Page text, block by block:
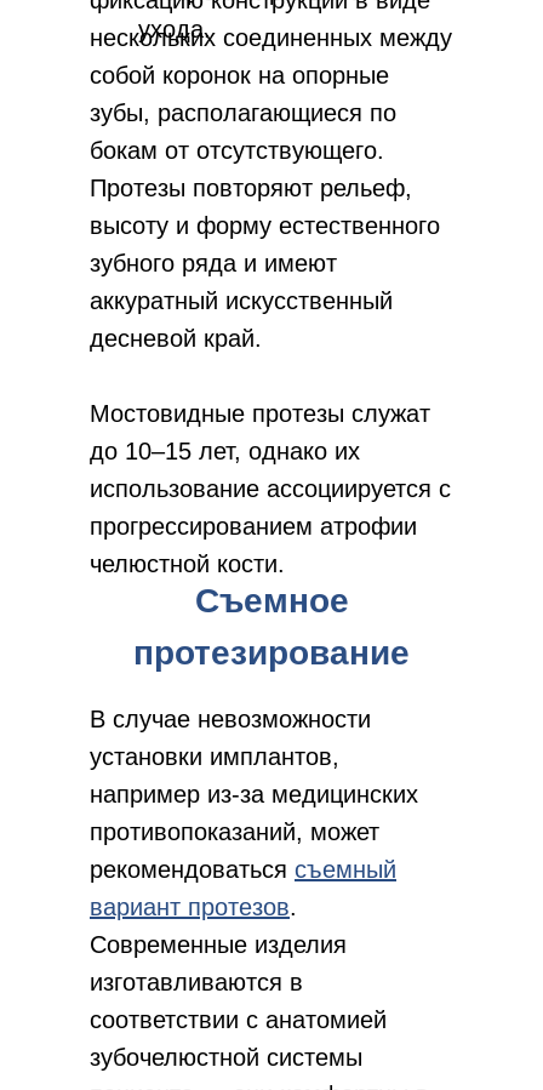
ухода.
Съемное
протезирование
нескольких соединенных между
собой коронок на опорные
зубы, располагающиеся по
бокам от отсутствующего.
Протезы повторяют рельеф,
высоту и форму естественного
зубного ряда и имеют
аккуратный искусственный
десневой край.
Мостовидные протезы служат
до 10–15 лет, однако их
использование ассоциируется с
прогрессированием атрофии
челюстной кости.
В случае невозможности
установки имплантов,
например из-за медицинских
противопоказаний, может
рекомендоваться съемный
вариант протезов.
Современные изделия
изготавливаются в
соответствии с анатомией
зубочелюстной системы